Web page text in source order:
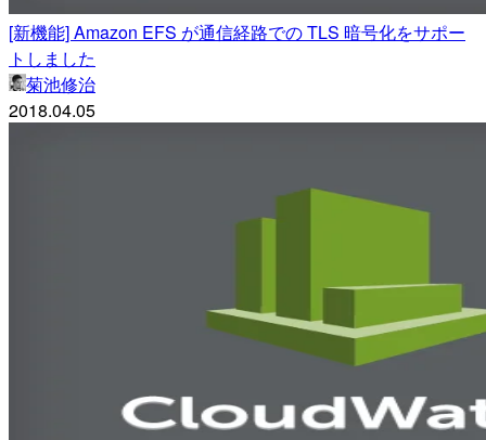
[新機能] Amazon EFS が通信経路での TLS 暗号化をサポー
トしました
菊池修治
2018.04.05